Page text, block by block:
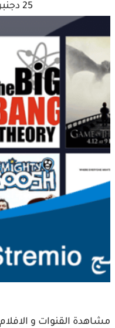
25 دجنبر، 2017
مشاهدة القنوات و الافلام